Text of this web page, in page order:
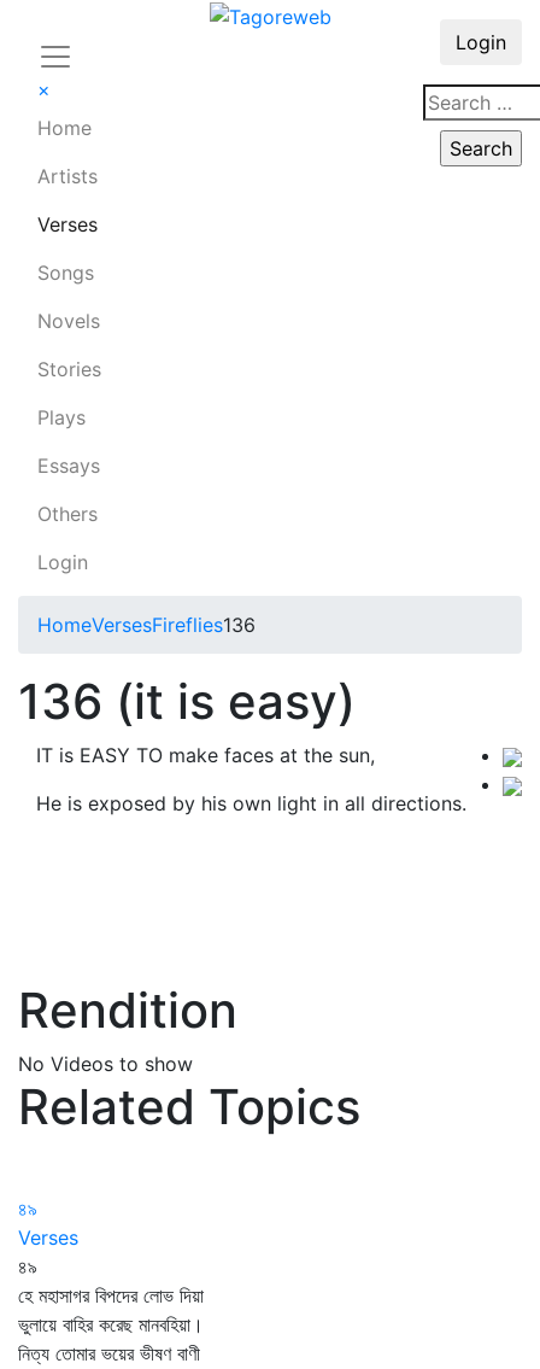
×
Home
Artists
Verses
Songs
Novels
Stories
Plays
Essays
Others
Login
Login
HomeVersesFireflies136
136 (it is easy)
IT is EASY TO make faces at the sun,
He is exposed by his own light in all directions.
Rendition
No Videos to show
Related Topics
৪৯
Verses
৪৯
হে মহাসাগর বিপদের লোভ দিয়া
ভুলায়ে বাহির করেছ মানবহিয়া।
নিত্য তোমার ভয়ের ভীষণ বাণী